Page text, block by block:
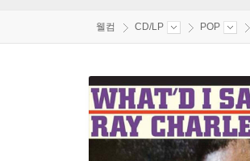
웰컴 CD/LP POP